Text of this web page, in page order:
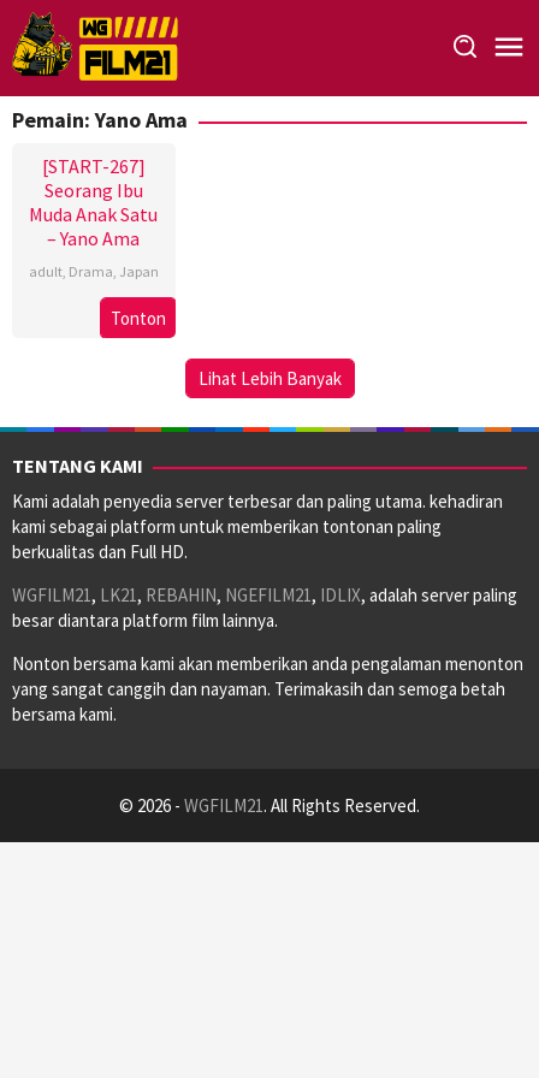
Loncat
ke
konten
Pemain:Yano Ama
[START-267]
Seorang Ibu
Muda Anak Satu
– Yano Ama
adult, Drama, Japan
Tonton
Lihat Lebih Banyak
TENTANG KAMI
Kami adalah penyedia server terbesar dan paling utama. kehadiran
kami sebagai platform untuk memberikan tontonan paling
berkualitas dan Full HD.
WGFILM21, LK21, REBAHIN, NGEFILM21, IDLIX, adalah server paling
besar diantara platform film lainnya.
Nonton bersama kami akan memberikan anda pengalaman menonton
yang sangat canggih dan nayaman. Terimakasih dan semoga betah
bersama kami.
© 2026 - WGFILM21. All Rights Reserved.